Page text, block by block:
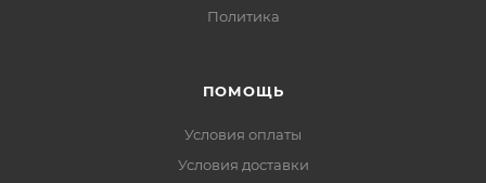
Политика
ПОМОЩЬ
Условия оплаты
Условия доставки